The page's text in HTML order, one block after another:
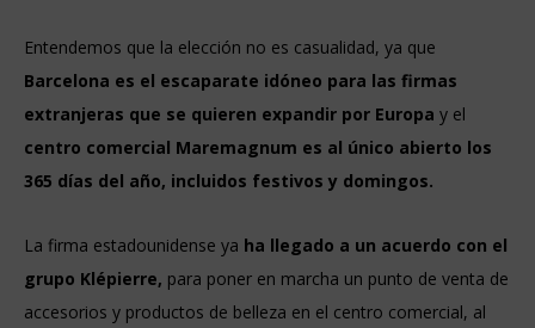
Entendemos que la elección no es casualidad, ya que
Barcelona es el escaparate idóneo para las firmas
extranjeras que se quieren expandir por Europa y el
centro comercial Maremagnum es al único abierto los
365 días del año, incluidos festivos y domingos.
La firma estadounidense ya ha llegado a un acuerdo con el
grupo Klépierre, para poner en marcha un punto de venta de
accesorios y productos de belleza en el centro comercial, al